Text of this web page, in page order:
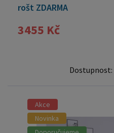
rošt ZDARMA
3455 Kč
Dostupnost:
Akce
Novinka